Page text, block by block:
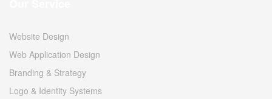
Website Design
Web Application Design
Branding & Strategy
Logo & Identity Systems